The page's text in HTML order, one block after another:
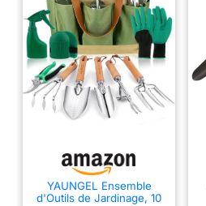
YAUNGEL Ensemble
d'Outils de Jardinage, 10